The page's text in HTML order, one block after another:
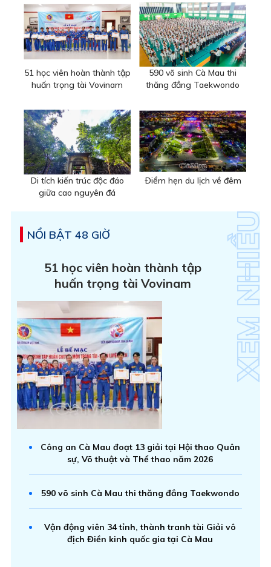
51 học viên hoàn thành tập
huấn trọng tài Vovinam
590 võ sinh Cà Mau thi
thăng đẳng Taekwondo
Di tích kiến trúc độc đáo
giữa cao nguyên đá
Ðiểm hẹn du lịch về đêm
NỔI BẬT 48 GIỜ
51 học viên hoàn thành tập
huấn trọng tài Vovinam
Công an Cà Mau đoạt 13 giải tại Hội thao Quân
sự, Võ thuật và Thể thao năm 2026
590 võ sinh Cà Mau thi thăng đẳng Taekwondo
Vận động viên 34 tỉnh, thành tranh tài Giải vô
địch Điền kinh quốc gia tại Cà Mau